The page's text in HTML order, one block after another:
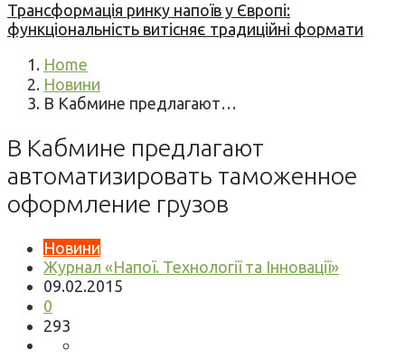
Трансформація ринку напоїв у Європі:
функціональність витісняє традиційні формати
Home
Новини
В Кабмине предлагают…
В Кабмине предлагают
автоматизировать таможенное
оформление грузов
Новини
Журнал «Напої. Технології та Інновації»
09.02.2015
0
293